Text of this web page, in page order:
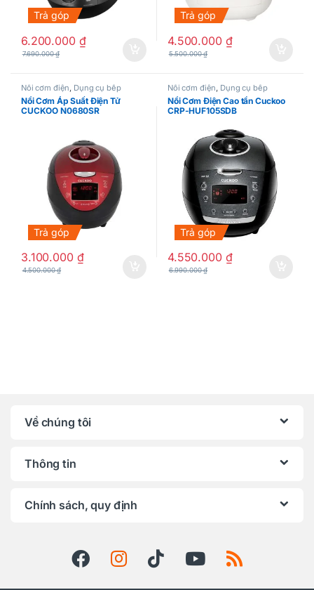
Trả góp
6.200.000 ₫
7.690.000₫
Trả góp
4.500.000 ₫
5.500.000₫
Nồi cơm điện, Dụng cụ bếp
Nồi Cơm Áp Suất Điện Tử
CUCKOO N0680SR
Trả góp
3.100.000 ₫
4.500.000₫
Nồi cơm điện, Dụng cụ bếp
Nồi Cơm Điện Cao tần Cuckoo
CRP-HUF105SDB
Trả góp
4.550.000 ₫
6.990.000₫
Về chúng tôi
Thông tin
Chính sách, quy định